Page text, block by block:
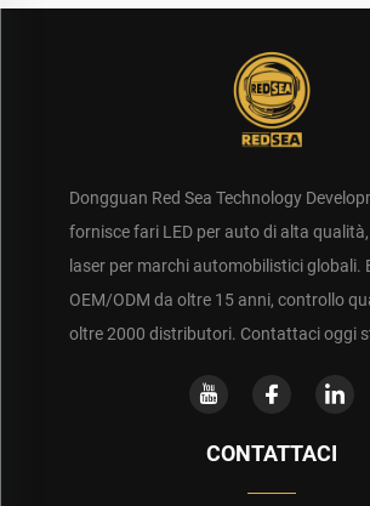
Dongguan Red Sea Technology
fornisce fari LED per auto di alta qualità,
laser per marchi automobilistici globali.
OEM/ODM da oltre 15 anni, controllo
oltre 2000 distributori. Contattaci oggi
CONTATTACI